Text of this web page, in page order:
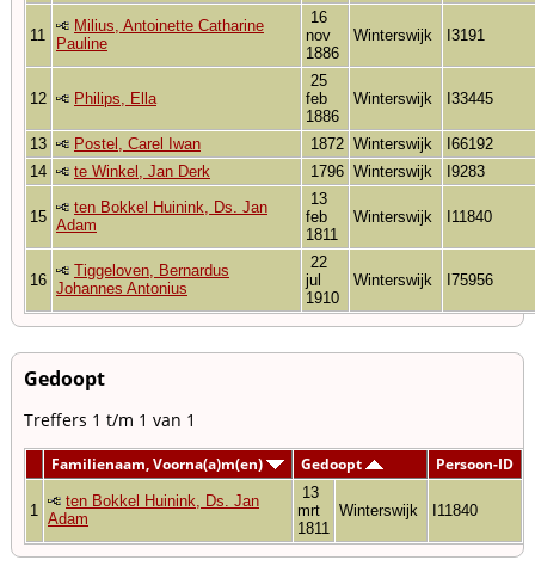
11
Milius, Antoinette Catharine
Pauline
16
nov
1886
Winterswijk I3191
12 Philips, Ella
25
feb
1886
Winterswijk I33445
13 Postel, Carel Iwan 1872 Winterswijk
I66192
14
te Winkel, Jan Derk 1796 Winterswijk I9283
15
ten Bokkel Huinink, Ds. Jan
Adam
13
feb
1811
Winterswijk I11840
16
Tiggeloven, Bernardus
Johannes Antonius
22
jul
1910
Winterswijk I75956
Gedoopt
Treffers 1 t/m 1 van 1
Familienaam, Voorna(a)m(en) Gedoopt Persoon-ID
1
ten Bokkel Huinink, Ds. Jan
Adam
13
mrt
1811
Winterswijk I11840